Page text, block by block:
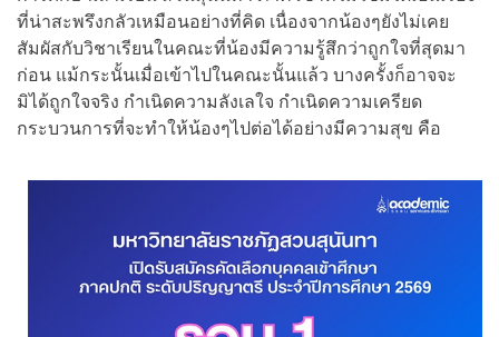
ที่น่าสะพรึงกลัวเหมือนอย่างที่คิด เนื่องจากน้องๆยังไม่เคย
สัมผัสกับวิชาเรียนในคณะที่น้องมีความรู้สึกว่าถูกใจที่สุดมา
ก่อน แม้กระนั้นเมื่อเข้าไปในคณะนั้นแล้ว บางครั้งก็อาจจะ
มิได้ถูกใจจริง กำเนิดความลังเลใจ กำเนิดความเครียด
กระบวนการที่จะทำให้น้องๆไปต่อได้อย่างมีความสุข คือ